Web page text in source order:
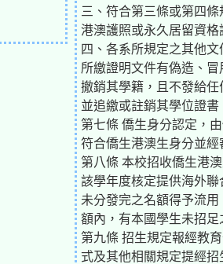
三、符合第三條或第四
港澳護照或永久居留資
四、各系所規定之其他文
所繳證明文件有偽造、
撤銷其學籍，且不發給
並追繳或註銷其學位證書
第七條 僑生身分認定，
符合僑生港澳生身分並
第八條 本校招收僑生港
該學年度核定提供海外
未分發完之名額得予流
額內，有本國學生未招
第九條 招生規定報經教
式及其他相關規定提經